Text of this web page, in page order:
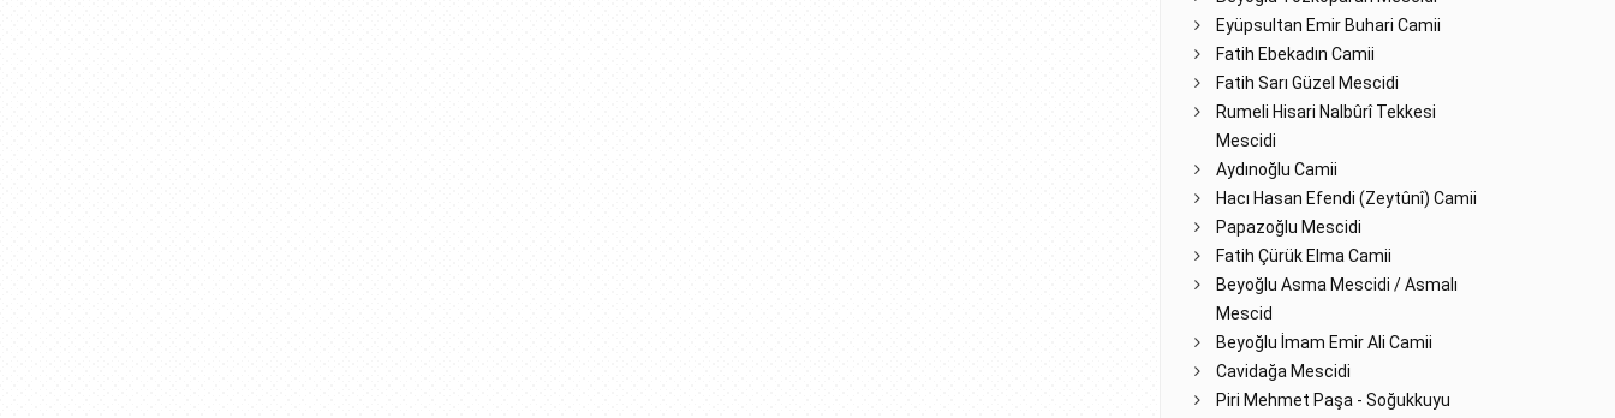
Eyüpsultan Emir Buhari Camii
Fatih Ebekadın Camii
Fatih Sarı Güzel Mescidi
Rumeli Hisari Nalbûrî Tekkesi
Mescidi
Aydınoğlu Camii
Hacı Hasan Efendi (Zeytûnî) Camii
Papazoğlu Mescidi
Fatih Çürük Elma Camii
Beyoğlu Asma Mescidi / Asmalı
Mescid
Beyoğlu İmam Emir Ali Camii
Cavidağa Mescidi
Piri Mehmet Paşa - Soğukkuyu